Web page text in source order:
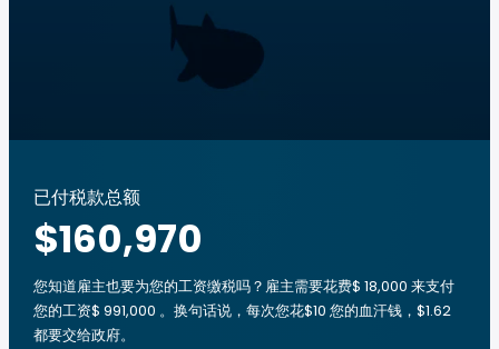
已付税款总额
$160,970
您知道雇主也要为您的工资缴税吗？雇主需要花费$ 18,000 来支付
您的工资$ 991,000 。换句话说，每次您花$10 您的血汗钱，$1.62
都要交给政府。